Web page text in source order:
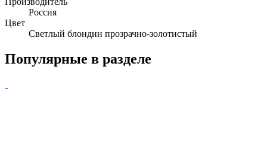
Россия
Цвет
Светлый блондин прозрачно-золотистый
Популярные в разделе